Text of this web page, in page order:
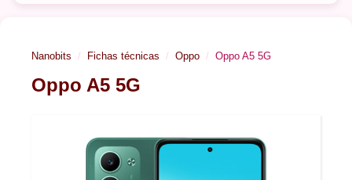
Nanobits Fichas técnicas Oppo Oppo A5 5G
Oppo A5 5G